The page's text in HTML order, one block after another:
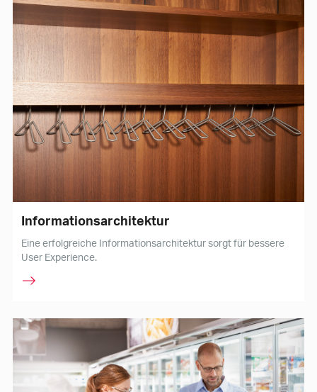
Informationsarchitektur
Eine erfolgreiche Informationsarchitektur sorgt für bessere
User Experience.